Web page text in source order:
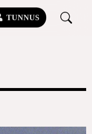
TUNNUS